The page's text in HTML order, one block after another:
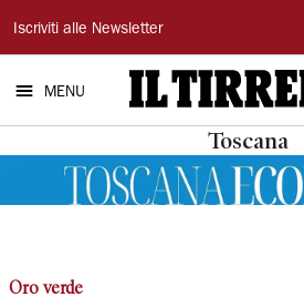
Il
Tirreno
Iscriviti alle Newsletter
MENU
Toscana
Oro verde